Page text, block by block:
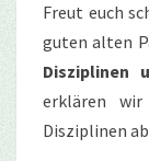
Freut euch
guten alten
Disziplinen
erklären
Disziplinen